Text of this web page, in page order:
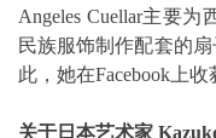
Angeles Cuellar主要
民族服饰制作配套的
此，她在Facebook上收
关于日本艺术家